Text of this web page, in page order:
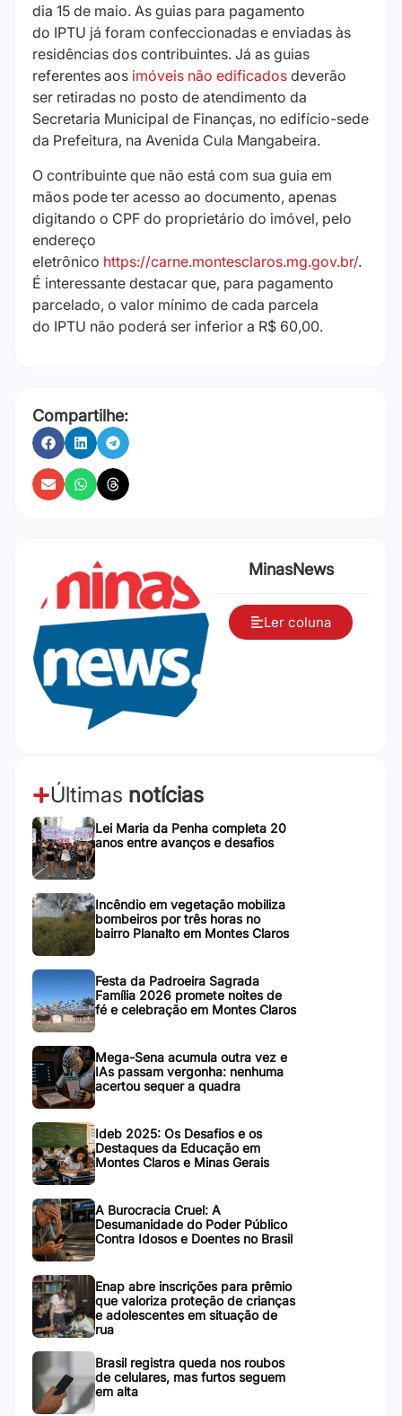
dia 15 de maio. As guias para pagamento
do IPTU já foram confeccionadas e enviadas às
residências dos contribuintes. Já as guias
referentes aos imóveis não edificados deverão
ser retiradas no posto de atendimento da
Secretaria Municipal de Finanças, no edifício-sede
da Prefeitura, na Avenida Cula Mangabeira.
O contribuinte que não está com sua guia em
mãos pode ter acesso ao documento, apenas
digitando o CPF do proprietário do imóvel, pelo
endereço
eletrônico https://carne.montesclaros.mg.gov.br/.
É interessante destacar que, para pagamento
parcelado, o valor mínimo de cada parcela
do IPTU não poderá ser inferior a R$ 60,00.
Compartilhe:
MinasNews
Ler coluna
Últimas notícias
Lei Maria da Penha completa 20
anos entre avanços e desafios
Incêndio em vegetação mobiliza
bombeiros por três horas no
bairro Planalto em Montes Claros
Festa da Padroeira Sagrada
Família 2026 promete noites de
fé e celebração em Montes Claros
Mega-Sena acumula outra vez e
IAs passam vergonha: nenhuma
acertou sequer a quadra
Ideb 2025: Os Desafios e os
Destaques da Educação em
Montes Claros e Minas Gerais
A Burocracia Cruel: A
Desumanidade do Poder Público
Contra Idosos e Doentes no Brasil
Enap abre inscrições para prêmio
que valoriza proteção de crianças
e adolescentes em situação de
rua
Brasil registra queda nos roubos
de celulares, mas furtos seguem
em alta